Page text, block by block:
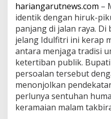
r
a
n
hariangarutnews.com –
identik dengan hiruk-
panjang di jalan raya. Di
jelang Idulfitri ini kerap
antara menjaga tradisi
ketertiban publik.
persoalan tersebut
menonjolkan
perlunya sentuhan
keramaian malam